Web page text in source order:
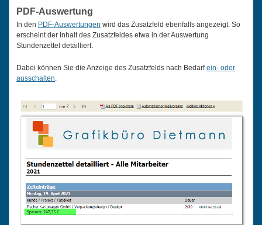
PDF-Auswertung
In den PDF-Auswertungen wird das Zusatzfeld ebenfalls angezeigt. So
erscheint der Inhalt des Zusatzfeldes etwa in der Auswertung
Stundenzettel detailliert.
Dabei können Sie die Anzeige des Zusatzfelds nach Bedarfein- oder
ausschalten.